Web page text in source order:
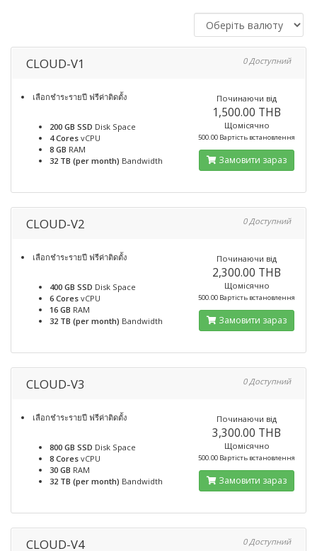
CLOUD-V1 0 Доступний
เลือกชำระรายปี ฟรีค่าติดตั้ง
200 GB SSD Disk Space
4 Cores vCPU
8 GB RAM
32 TB (per month) Bandwidth
Починаючи від
1,500.00 THB
Щомісячно
500.00 Вартість встановлення
Замовити зараз
CLOUD-V2 0 Доступний
เลือกชำระรายปี ฟรีค่าติดตั้ง
400 GB SSD Disk Space
6 Cores vCPU
16 GB RAM
32 TB (per month) Bandwidth
Починаючи від
2,300.00 THB
Щомісячно
500.00 Вартість встановлення
Замовити зараз
CLOUD-V3 0 Доступний
เลือกชำระรายปี ฟรีค่าติดตั้ง
800 GB SSD Disk Space
8 Cores vCPU
30 GB RAM
32 TB (per month) Bandwidth
Починаючи від
3,300.00 THB
Щомісячно
500.00 Вартість встановлення
Замовити зараз
CLOUD-V4 0 Доступний